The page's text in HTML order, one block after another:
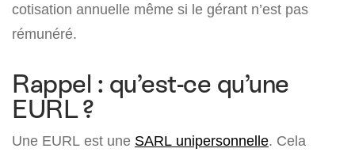
cotisation annuelle même si le gérant n’est pas
rémunéré.
Rappel : qu’est-ce qu’une
EURL ?
Une EURL est une SARL unipersonnelle. Cela